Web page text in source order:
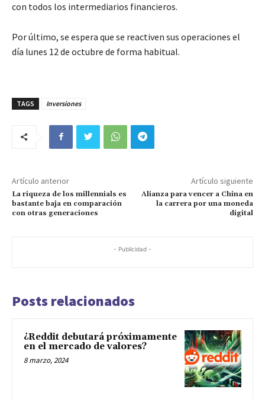
con todos los intermediarios financieros.
Por último, se espera que se reactiven sus operaciones el
día lunes 12 de octubre de forma habitual.
TAGS Inversiones
Artículo anterior
La riqueza de los millennials es
bastante baja en comparación
con otras generaciones
Artículo siguiente
Alianza para vencer a China en
la carrera por una moneda
digital
- Publicidad -
Posts relacionados
¿Reddit debutará próximamente
en el mercado de valores?
8 marzo, 2024